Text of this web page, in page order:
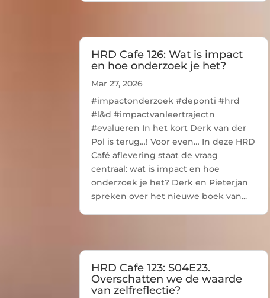
HRD Cafe 126: Wat is impact
en hoe onderzoek je het?
Mar 27, 2026
#impactonderzoek #deponti #hrd
#l&d #impactvanleertrajectn
#evalueren In het kort Derk van der
Pol is terug…! Voor even… In deze HRD
Café aflevering staat de vraag
centraal: wat is impact en hoe
onderzoek je het? Derk en Pieterjan
spreken over het nieuwe boek van...
HRD Cafe 123: S04E23.
Overschatten we de waarde
van zelfreflectie?